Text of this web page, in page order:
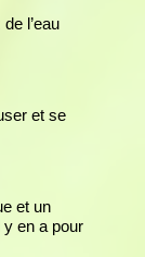
l’eau
et se
et un
en a pour